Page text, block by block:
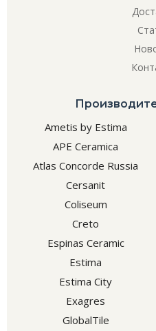
Ametis by Estima
APE Ceramica
Atlas Concorde Russia
Cersanit
Coliseum
Creto
Espinas Ceramic
Estima
Estima City
Exagres
GlobalTile